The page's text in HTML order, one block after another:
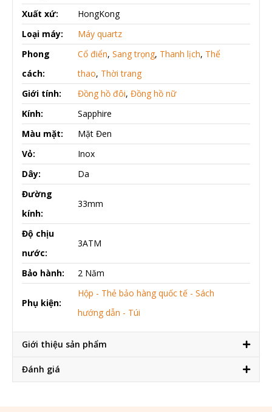
Xuất xứ:
HongKong
Loại máy:
Máy quartz
Phong
cách:
Cổ điển, Sang trọng, Thanh lịch, Thể
thao, Thời trang
Giới tính:
Đồng hồ đôi, Đồng hồ nữ
Kính:
Sapphire
Màu mặt:
Mặt Đen
Vỏ:
Inox
Dây:
Da
Đường
kính:
33mm
Độ chịu
nước:
3ATM
Bảo hành: 2 Năm
Phụ kiện:
Hộp - Thẻ bảo hàng quốc tế - Sách
hướng dẫn - Túi
Giới thiệu sản phẩm
Đánh giá